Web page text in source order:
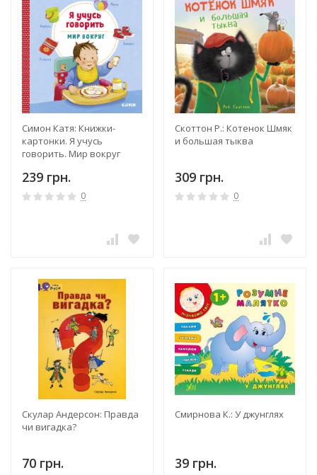
Симон Катя: Книжки-
картонки. Я учусь
говорить. Мир вокруг
239 грн.
0
Скоттон Р.: Котенок Шмяк
и большая тыква
309 грн.
0
Скулар Андерсон: Правда
чи вигадка?
70 грн.
Смирнова К.: У джунглях
39 грн.